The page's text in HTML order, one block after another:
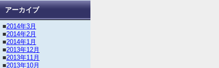
アーカイブ
■2014年3月
■2014年2月
■2014年1月
■2013年12月
■2013年11月
■2013年10月